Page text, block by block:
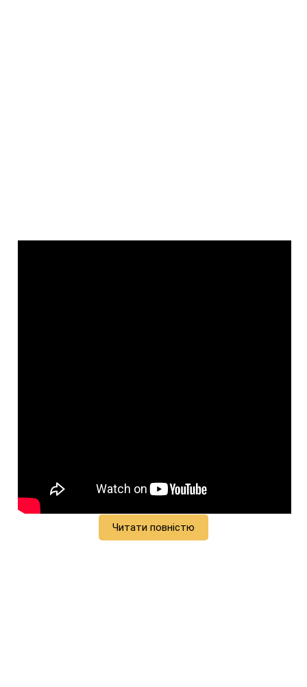
Читати повністю